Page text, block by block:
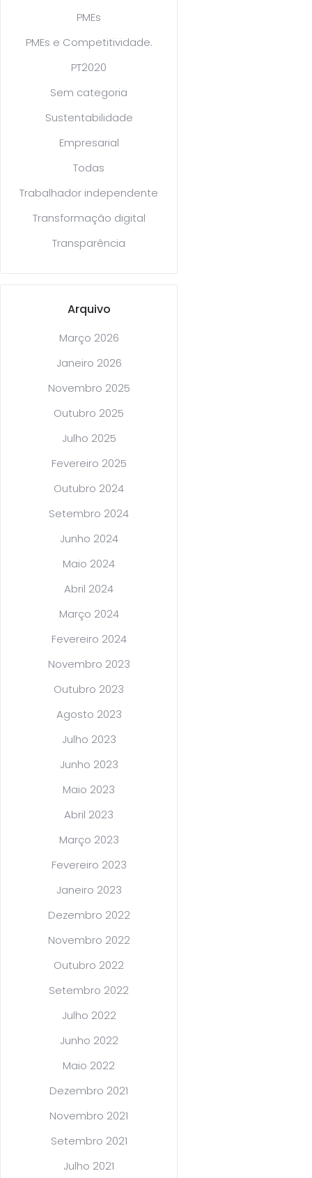
PMEs
PMEs e Competitividade.
PT2020
Sem categoria
Sustentabilidade
Empresarial
Todas
Trabalhador independente
Transformação digital
Transparência
Arquivo
Março 2026
Janeiro 2026
Novembro 2025
Outubro 2025
Julho 2025
Fevereiro 2025
Outubro 2024
Setembro 2024
Junho 2024
Maio 2024
Abril 2024
Março 2024
Fevereiro 2024
Novembro 2023
Outubro 2023
Agosto 2023
Julho 2023
Junho 2023
Maio 2023
Abril 2023
Março 2023
Fevereiro 2023
Janeiro 2023
Dezembro 2022
Novembro 2022
Outubro 2022
Setembro 2022
Julho 2022
Junho 2022
Maio 2022
Dezembro 2021
Novembro 2021
Setembro 2021
Julho 2021